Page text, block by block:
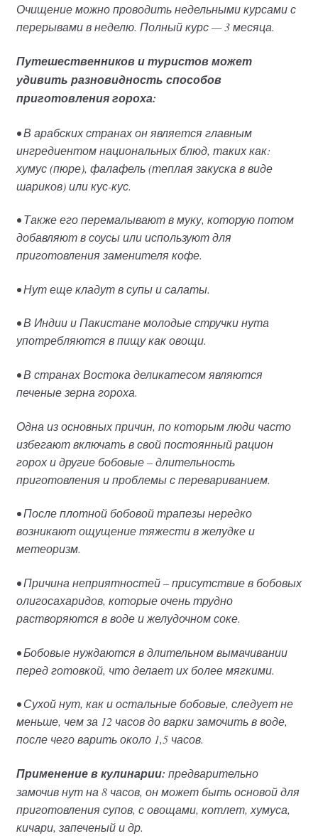
Очищение можно проводить недельными курсами с
перерывами в неделю. Полный курс — 3 месяца.
Путешественников и туристов может
удивить разновидность способов
приготовления гороха:
• В арабских странах он является главным
ингредиентом национальных блюд, таких как:
хумус (пюре), фалафель (теплая закуска в виде
шариков) или кус-кус.
• Также его перемалывают в муку, которую потом
добавляют в соусы или используют для
приготовления заменителя кофе.
• Нут еще кладут в супы и салаты.
• В Индии и Пакистане молодые стручки нута
употребляются в пищу как овощи.
• В странах Востока деликатесом являются
печеные зерна гороха.
Одна из основных причин, по которым люди часто
избегают включать в свой постоянный рацион
горох и другие бобовые – длительность
приготовления и проблемы с перевариванием.
• После плотной бобовой трапезы нередко
возникают ощущение тяжести в желудке и
метеоризм.
• Причина неприятностей – присутствие в бобовых
олигосахаридов, которые очень трудно
растворяются в воде и желудочном соке.
• Бобовые нуждаются в длительном вымачивании
перед готовкой, что делает их более мягкими.
• Сухой нут, как и остальные бобовые, следует не
меньше, чем за 12 часов до варки замочить в воде,
после чего варить около 1,5 часов.
Применение в кулинарии: предварительно
замочив нут на 8 часов, он может быть основой для
приготовления супов, с овощами, котлет, хумуса,
кичари, запеченый и др.